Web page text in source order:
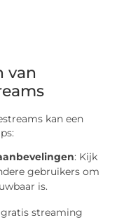
van
kan een
: Kijk
gebruikers om
is.
gratis streaming